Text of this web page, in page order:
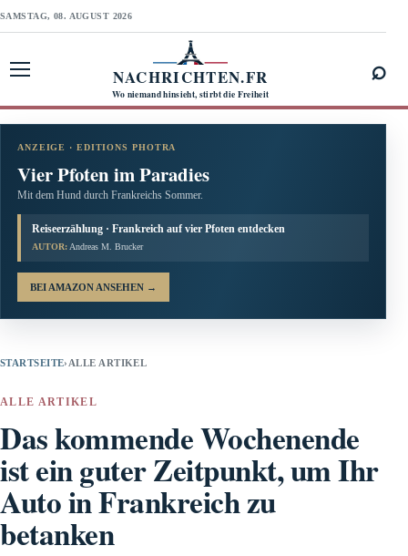
SAMSTAG, 08. AUGUST 2026
NACHRICHTEN.FR
Wo niemand hinsieht, stirbt die Freiheit
⌕
ANZEIGE · EDITIONS PHOTRA
Vier Pfoten im Paradies
Mit dem Hund durch Frankreichs Sommer.
Reiseerzählung · Frankreich auf vier Pfoten entdecken
AUTOR: Andreas M. Brucker
BEI AMAZON ANSEHEN →
STARTSEITE› ALLE ARTIKEL
ALLE ARTIKEL
Das kommende Wochenende
ist ein guter Zeitpunkt, um Ihr
Auto in Frankreich zu
betanken